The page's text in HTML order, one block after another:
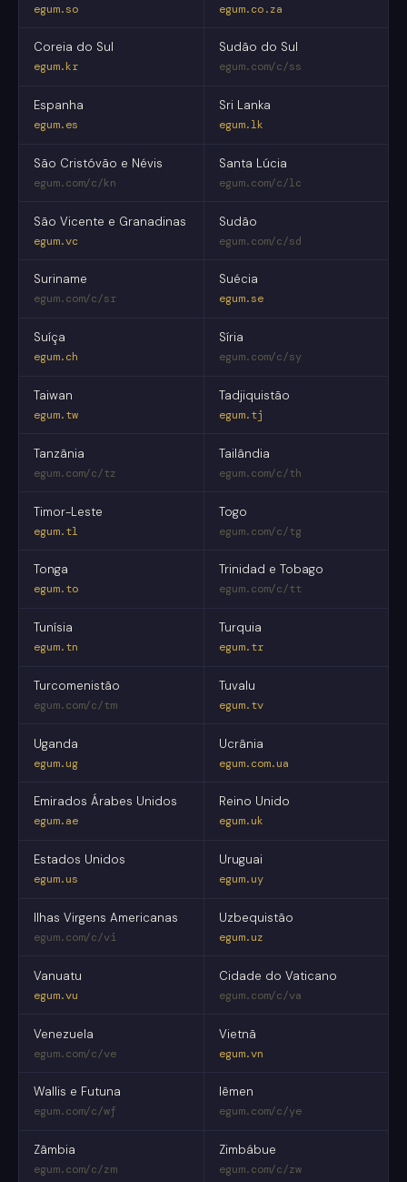
egum.so egum.co.za
Coreia do Sul
egum.kr
Sudão do Sul
egum.com/c/ss
Espanha
egum.es
Sri Lanka
egum.lk
São Cristóvão e Névis
egum.com/c/kn
Santa Lúcia
egum.com/c/lc
São Vicente e Granadinas
egum.vc
Sudão
egum.com/c/sd
Suriname
egum.com/c/sr
Suécia
egum.se
Suíça
egum.ch
Síria
egum.com/c/sy
Taiwan
egum.tw
Tadjiquistão
egum.tj
Tanzânia
egum.com/c/tz
Tailândia
egum.com/c/th
Timor-Leste
egum.tl
Togo
egum.com/c/tg
Tonga
egum.to
Trinidad e Tobago
egum.com/c/tt
Tunísia
egum.tn
Turquia
egum.tr
Turcomenistão
egum.com/c/tm
Tuvalu
egum.tv
Uganda
egum.ug
Ucrânia
egum.com.ua
Emirados Árabes Unidos
egum.ae
Reino Unido
egum.uk
Estados Unidos
egum.us
Uruguai
egum.uy
Ilhas Virgens Americanas
egum.com/c/vi
Uzbequistão
egum.uz
Vanuatu
egum.vu
Cidade do Vaticano
egum.com/c/va
Venezuela
egum.com/c/ve
Vietnã
egum.vn
Wallis e Futuna
egum.com/c/wf
Iêmen
egum.com/c/ye
Zâmbia
egum.com/c/zm
Zimbábue
egum.com/c/zw